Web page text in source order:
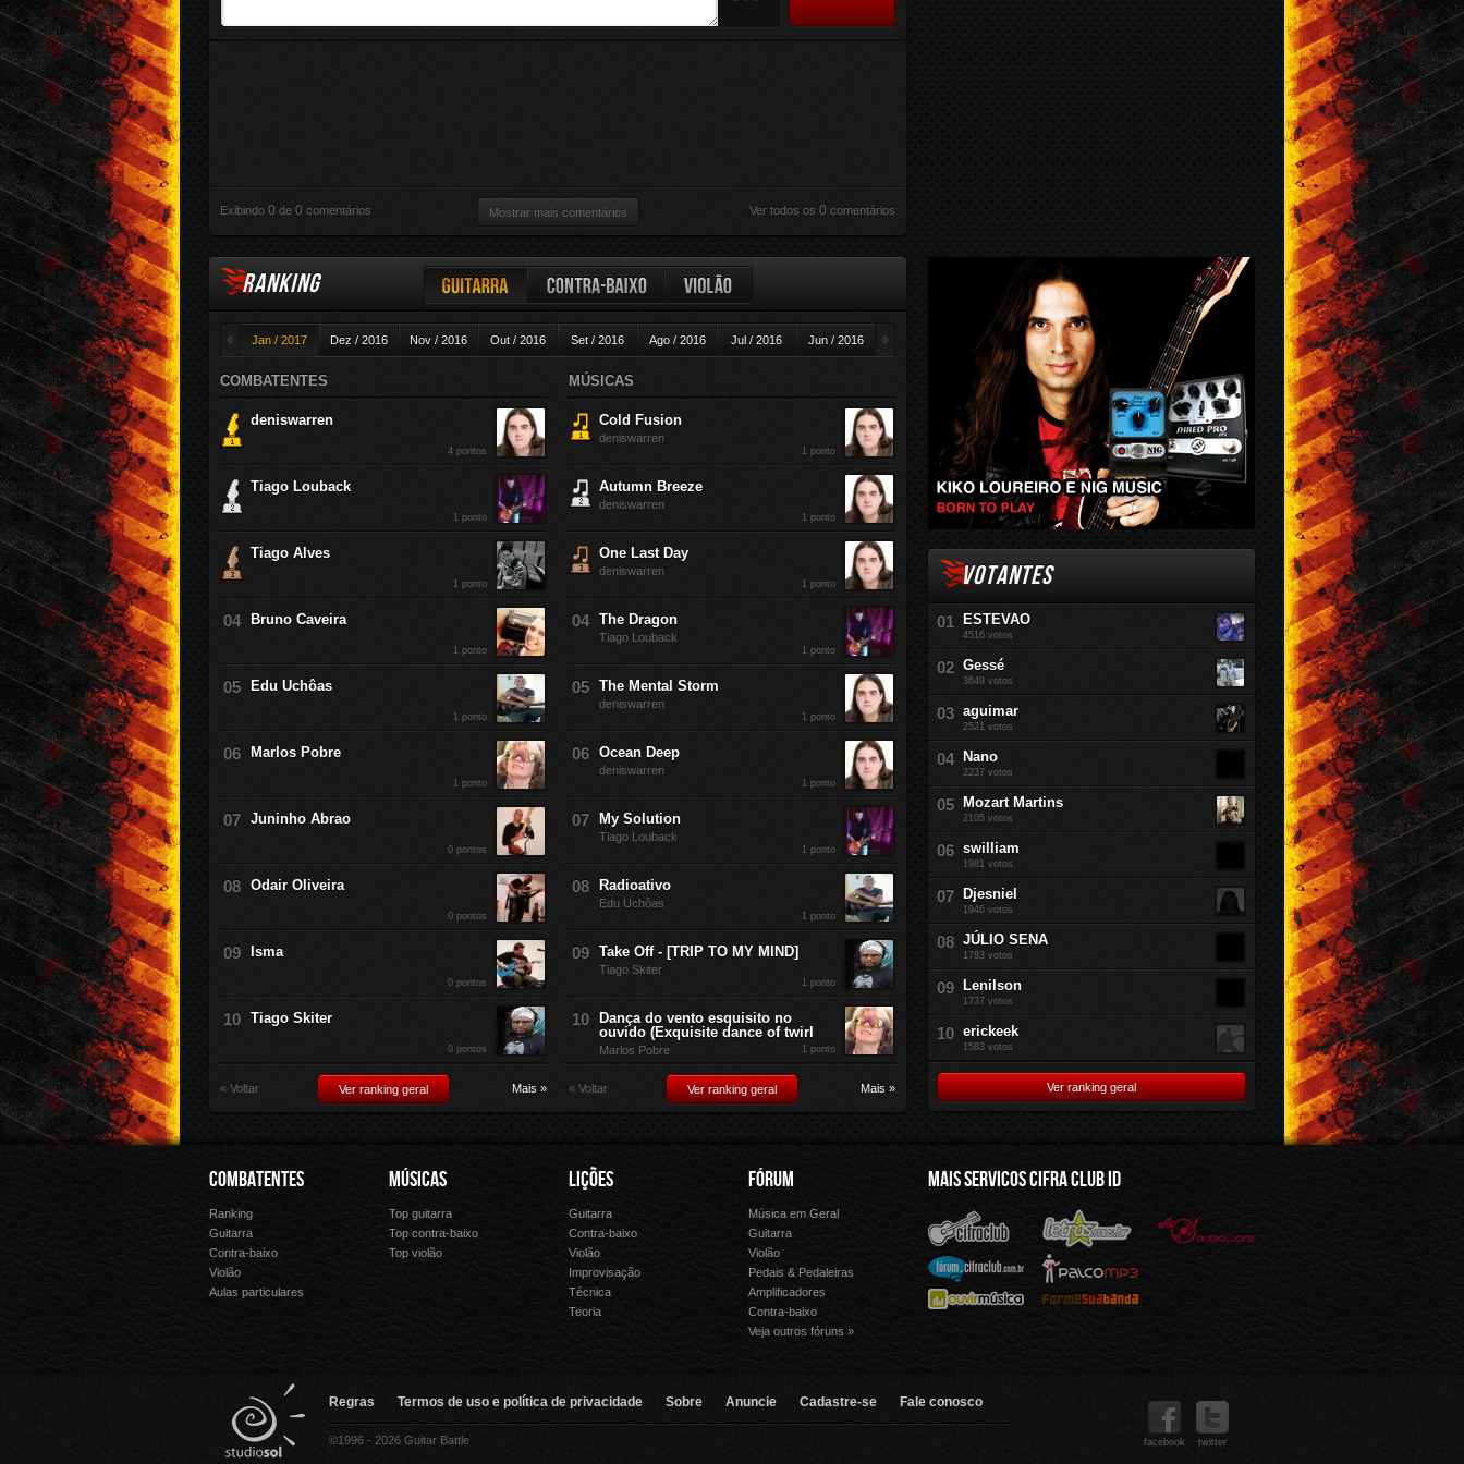
09/03
2014
chutando o balde
Teodoro 1 0 Clean Sheet
Júlio
02/02 1 2
2014 Júlio Pilla Guitar
Exibindo 0 de 0 comentários Mostrar mais comentários Ver todos os 0 comentários
RANKING
◄
Jan / 2017 Dez / 2016 Nov / 2016 Out / 2016 Set / 2016 Ago / 2016 Jul / 2016 Jun / 2016 Abr / 2016 Mar / 2016 Fev / 2016
Guitarra Contra-baixo Violão
COMBATENTES
deniswarren
4 pontos
Tiago Louback
1 ponto
Tiago Alves
1 ponto
Bruno Caveira
1 ponto
Edu Uchôas
1 ponto
Marlos Pobre
1 ponto
Juninho Abrao
0 pontos
Odair Oliveira
0 pontos
Isma
0 pontos
Tiago Skiter
0 pontos
« Voltar Ver ranking geral Mais »
MÚSICAS
Cold Fusion
deniswarren
1 ponto
Autumn Breeze
deniswarren
1 ponto
One Last Day
deniswarren
1 ponto
The Dragon
Tiago Louback
1 ponto
The Mental Storm
deniswarren
1 ponto
Ocean Deep
deniswarren
1 ponto
My Solution
Tiago Louback
1 ponto
Radioativo
Edu Uchôas
1 ponto
Take Off - [TRIP TO MY MIND]
Tiago Skiter
1 ponto
Dança do vento esquisito no
ouvido (Exquisite dance of twirl
Marlos Pobre 1 ponto
« Voltar Ver ranking geral Mais »
VOTANTES
ESTEVAO
4516 votos
Gessé
3649 votos
aguimar
2521 votos
Nano
2237 votos
Mozart Martins
2105 votos
swilliam
1981 votos
Djesniel
1946 votos
JÚLIO SENA
1783 votos
Lenilson
1737 votos
erickeek
1583 votos
Ver ranking geral
COMBATENTES
Ranking
Guitarra
Contra-baixo
Violão
Aulas particulares
MÚSICAS
Top guitarra
Top contra-baixo
Top violão
LIÇÕES
Guitarra
Contra-baixo
Violão
Improvisação
Técnica
Teoria
FÓRUM
Música em Geral
Guitarra
Violão
Pedais & Pedaleiras
Amplificadores
Contra-baixo
Veja outros fóruns »
MAIS SERVICOS CIFRA CLUB ID
Cifra Club Letras.mus.br Audioware
Palco Mp3
Ouvir Música Forme Sua Banda
Regras Termos de uso e política de privacidade Sobre Anuncie Cadastre-se Fale conosco
©1996 - 2026 Guitar Battle facebook twitter